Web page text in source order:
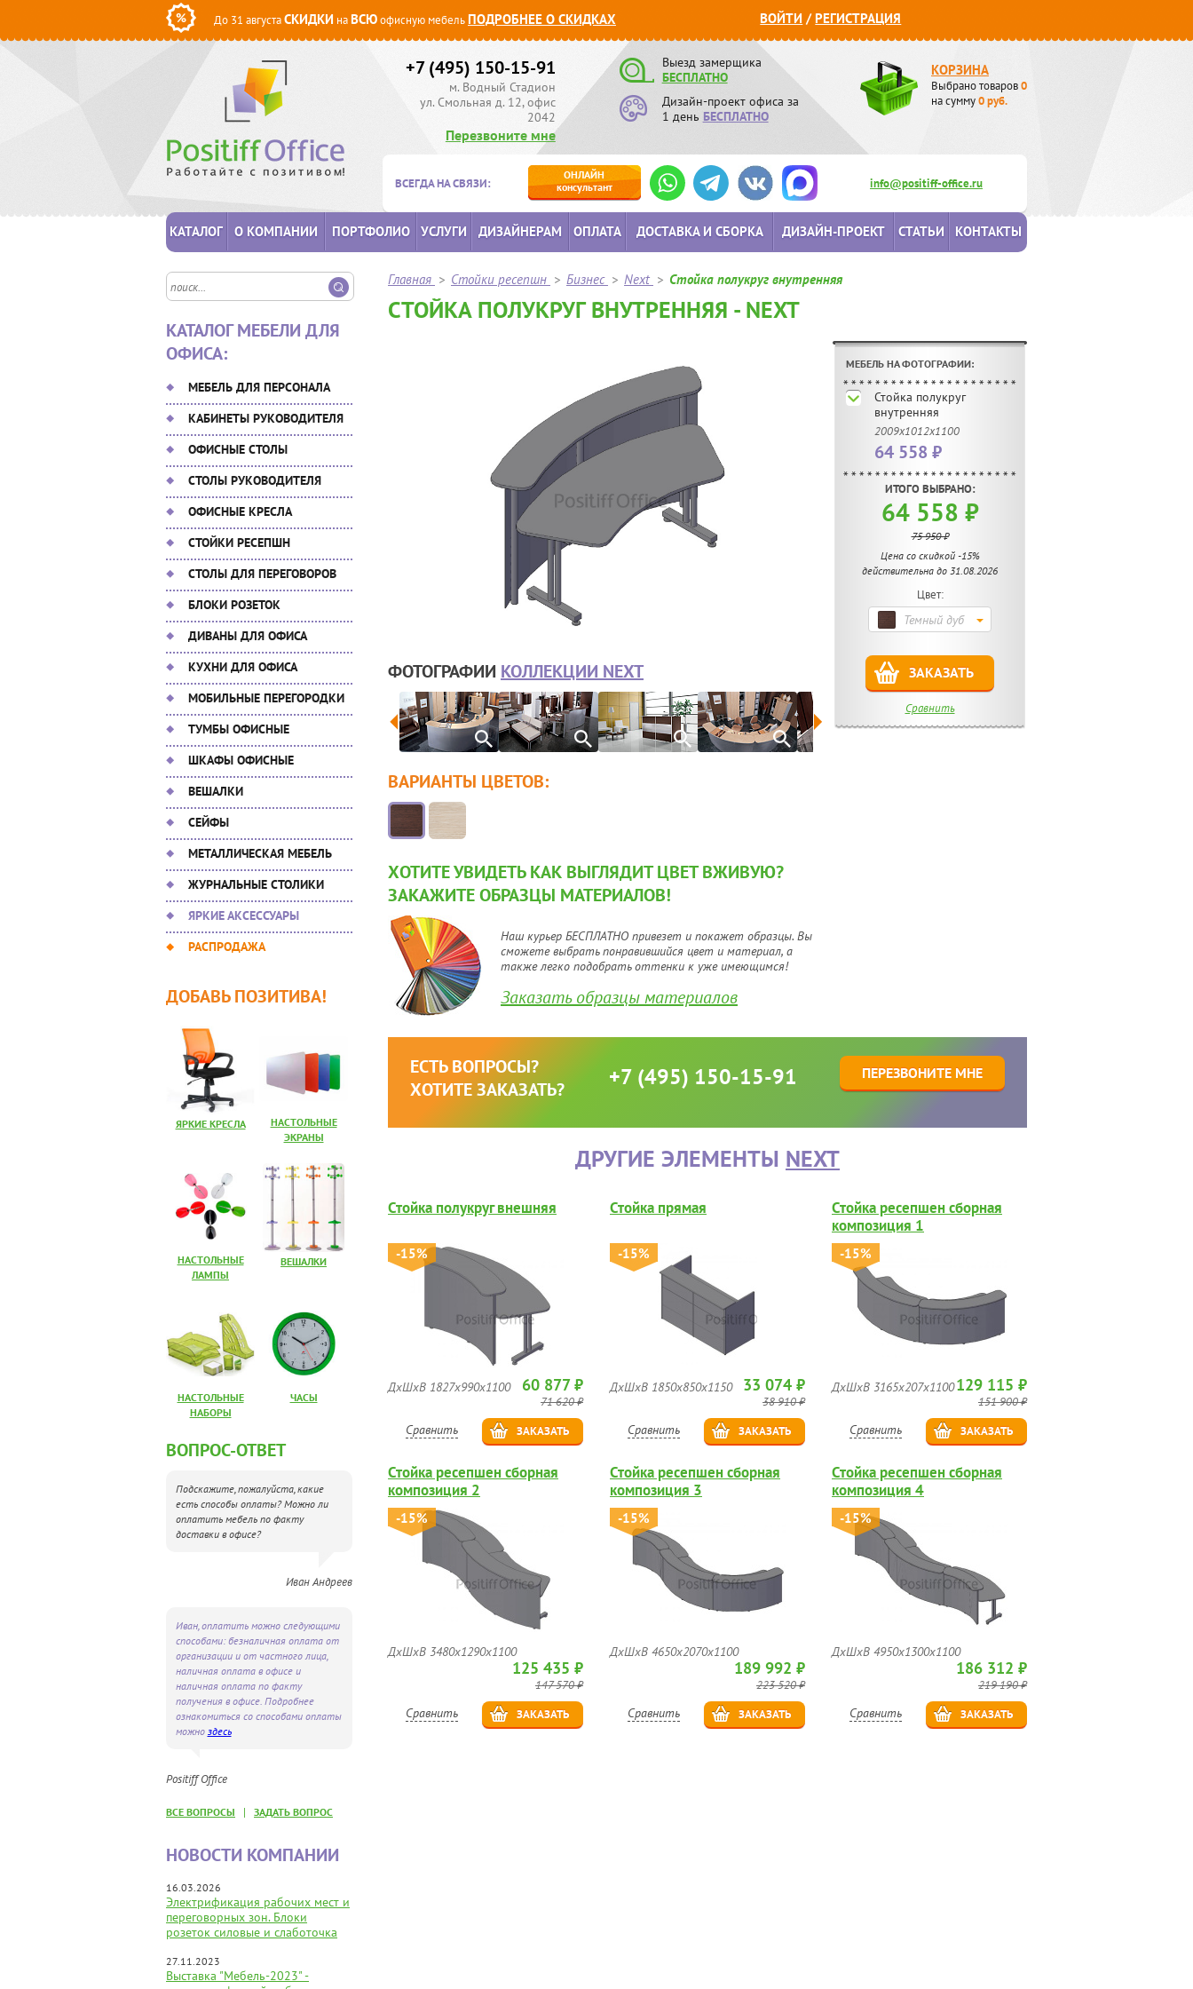
До 31 августаСКИДКИ наВСЮофисную мебельПОДРОБНЕЕ О СКИДКАХ ВОЙТИ /РЕГИСТРАЦИЯ
+7 (495) 150-15-91
м. Водный Стадион
ул. Смольная д. 12, офис
2042
Перезвоните мне
Выезд замерщика
БЕСПЛАТНО
Дизайн-проект офиса за
1 день БЕСПЛАТНО
КОРЗИНА
Выбрано товаров0
на сумму0руб.
ВСЕГДА НА СВЯЗИ:
ОНЛАЙН
консультант
info@positiff-office.ru
КАТАЛОГ О КОМПАНИИ ПОРТФОЛИО УСЛУГИ ДИЗАЙНЕРАМ ОПЛАТА ДОСТАВКА И СБОРКА ДИЗАЙН-ПРОЕКТ СТАТЬИ КОНТАКТЫ
КАТАЛОГ МЕБЕЛИ ДЛЯ
ОФИСА:
МЕБЕЛЬ ДЛЯ ПЕРСОНАЛА
КАБИНЕТЫ РУКОВОДИТЕЛЯ
ОФИСНЫЕ СТОЛЫ
СТОЛЫ РУКОВОДИТЕЛЯ
ОФИСНЫЕ КРЕСЛА
СТОЙКИ РЕСЕПШН
СТОЛЫ ДЛЯ ПЕРЕГОВОРОВ
БЛОКИ РОЗЕТОК
ДИВАНЫ ДЛЯ ОФИСА
КУХНИ ДЛЯ ОФИСА
МОБИЛЬНЫЕ ПЕРЕГОРОДКИ
ТУМБЫ ОФИСНЫЕ
ШКАФЫ ОФИСНЫЕ
ВЕШАЛКИ
СЕЙФЫ
МЕТАЛЛИЧЕСКАЯ МЕБЕЛЬ
ЖУРНАЛЬНЫЕ СТОЛИКИ
ЯРКИЕ АКСЕССУАРЫ
РАСПРОДАЖА
ДОБАВЬ ПОЗИТИВА!
ЯРКИЕ КРЕСЛА
НАСТОЛЬНЫЕ
ЭКРАНЫ
НАСТОЛЬНЫЕ
ЛАМПЫ
ВЕШАЛКИ
НАСТОЛЬНЫЕ
НАБОРЫ
ЧАСЫ
ВОПРОС-ОТВЕТ
Подскажите, пожалуйста, какие
есть способы оплаты? Можно ли
оплатить мебель по факту
доставки в офисе?
Иван Андреев
Иван, оплатить можно следующими
способами: безналичная оплата от
организации и от частного лица,
наличная оплата в офисе и
наличная оплата по факту
получения в офисе. Подробнее
ознакомиться со способами оплаты
можно здесь
Positiff Office
ВСЕ ВОПРОСЫ | ЗАДАТЬ ВОПРОС
НОВОСТИ КОМПАНИИ
16.03.2026
Электрификация рабочих мест и
переговорных зон. Блоки
розеток силовые и слаботочка
27.11.2023
Выставка "Мебель-2023" -
Главная > Стойки ресепшн > Бизнес > Next > Стойка полукруг внутренняя
СТОЙКА ПОЛУКРУГ ВНУТРЕННЯЯ - NEXT
ФОТОГРАФИИ КОЛЛЕКЦИИ NEXT
МЕБЕЛЬ НА ФОТОГРАФИИ:
Стойка полукруг
внутренняя
2009х1012х1100
64 558 ₽
ИТОГО ВЫБРАНО:
64 558 ₽
75 950 ₽
Цена со скидкой -15%
действительна до 31.08.2026
Цвет:
Темный дуб
ЗАКАЗАТЬ
Сравнить
ВАРИАНТЫ ЦВЕТОВ:
ХОТИТЕ УВИДЕТЬ КАК ВЫГЛЯДИТ ЦВЕТ ВЖИВУЮ?
ЗАКАЖИТЕ ОБРАЗЦЫ МАТЕРИАЛОВ!
Наш курьер БЕСПЛАТНО привезет и покажет образцы. Вы
сможете выбрать понравившийся цвет и материал, а
также легко подобрать оттенки к уже имеющимся!
Заказать образцы материалов
ЕСТЬ ВОПРОСЫ?
ХОТИТЕ ЗАКАЗАТЬ?
+7 (495) 150-15-91 ПЕРЕЗВОНИТЕ МНЕ
ДРУГИЕ ЭЛЕМЕНТЫ NEXT
Стойка полукруг внешняя
-15%
ДхШхВ 1827х990х1100 60 877 ₽
71 620 ₽
Сравнить ЗАКАЗАТЬ
Стойка прямая
-15%
ДхШхВ 1850х850х1150 33 074 ₽
38 910 ₽
Сравнить ЗАКАЗАТЬ
Стойка ресепшен сборная
композиция 1
-15%
ДхШхВ 3165х207х1100129 115 ₽
151 900 ₽
Сравнить ЗАКАЗАТЬ
Стойка ресепшен сборная
композиция 2
-15%
ДхШхВ 3480х1290х1100
125 435 ₽
147 570 ₽
Сравнить ЗАКАЗАТЬ
Стойка ресепшен сборная
композиция 3
-15%
ДхШхВ 4650х2070х1100
189 992 ₽
223 520 ₽
Сравнить ЗАКАЗАТЬ
Стойка ресепшен сборная
композиция 4
-15%
ДхШхВ 4950х1300х1100
186 312 ₽
219 190 ₽
Сравнить ЗАКАЗАТЬ